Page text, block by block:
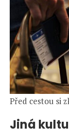
Před cestou si
Jiná